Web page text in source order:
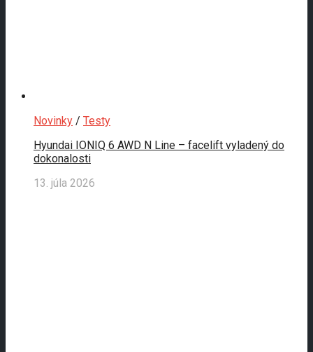
Novinky / Testy
Hyundai IONIQ 6 AWD N Line – facelift vyladený do
dokonalosti
13. júla 2026